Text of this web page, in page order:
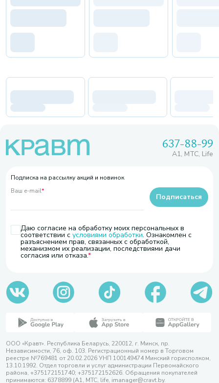
637-88-99
A1, МТС, Life
Подписка на рассылку акций и новинок
Ваш e-mail*
Даю согласие на обработку моих персональных в
соответствии с условиями обработки. Ознакомлен с
разъяснением прав, связанных с обработкой,
механизмом их реализации, последствиями дачи
согласия или отказа.
Подписаться
ООО «Кравт». Республика Беларусь, 220012, г. Минск, пр.
Независимости, 76, оф. 103. Регистрационный номер в Торговом
реестре №769481 от 20.02.2026 УНП 100149474 Минский горисполком,
13.10.1992. Отдел торговли и услуг администрации Первомайского
района, +375172151740; +375172152626. Обращения покупателей
принимаются: 6378899 (А1, МТС, life, imanager@cravt.by.